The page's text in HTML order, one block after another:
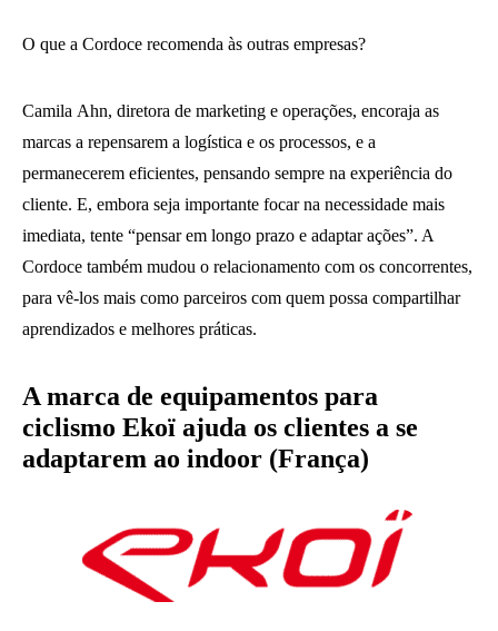
O que a Cordoce recomenda às outras empresas?
Camila Ahn, diretora de marketing e operações, encoraja as
marcas a repensarem a logística e os processos, e a
permanecerem eficientes, pensando sempre na experiência do
cliente. E, embora seja importante focar na necessidade mais
imediata, tente “pensar em longo prazo e adaptar ações”. A
Cordoce também mudou o relacionamento com os concorrentes,
para vê-los mais como parceiros com quem possa compartilhar
aprendizados e melhores práticas.
A marca de equipamentos para
ciclismo Ekoï ajuda os clientes a se
adaptarem ao indoor (França)